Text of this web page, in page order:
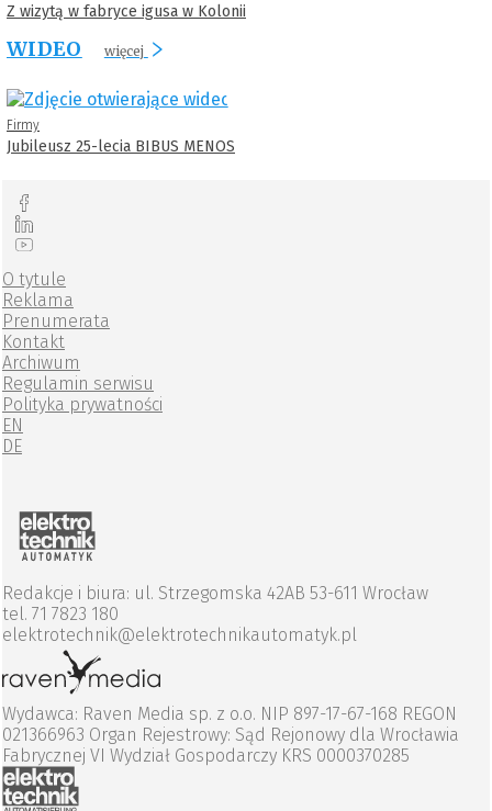
Z wizytą w fabryce igusa w Kolonii
WIDEO więcej
Firmy
Jubileusz 25-lecia BIBUS MENOS
O tytule
Reklama
Prenumerata
Kontakt
Archiwum
Regulamin serwisu
Polityka prywatności
EN
DE
Redakcje i biura: ul. Strzegomska 42AB 53-611 Wrocław
tel. 71 7823 180
elektrotechnik@elektrotechnikautomatyk.pl
Wydawca: Raven Media sp. z o.o. NIP 897-17-67-168 REGON
021366963 Organ Rejestrowy: Sąd Rejonowy dla Wrocławia
Fabrycznej VI Wydział Gospodarczy KRS 0000370285